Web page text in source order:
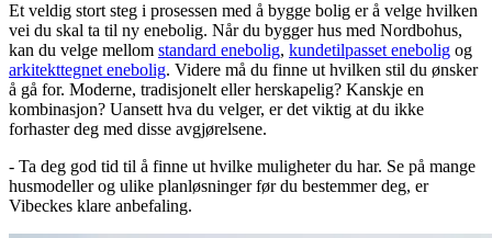
Et veldig stort steg i prosessen med å bygge bolig er å velge hvilken
vei du skal ta til ny enebolig. Når du bygger hus med Nordbohus,
kan du velge mellom standard enebolig, kundetilpasset enebolig og
arkitekttegnet enebolig. Videre må du finne ut hvilken stil du ønsker
å gå for. Moderne, tradisjonelt eller herskapelig? Kanskje en
kombinasjon? Uansett hva du velger, er det viktig at du ikke
forhaster deg med disse avgjørelsene.
- Ta deg god tid til å finne ut hvilke muligheter du har. Se på mange
husmodeller og ulike planløsninger før du bestemmer deg, er
Vibeckes klare anbefaling.